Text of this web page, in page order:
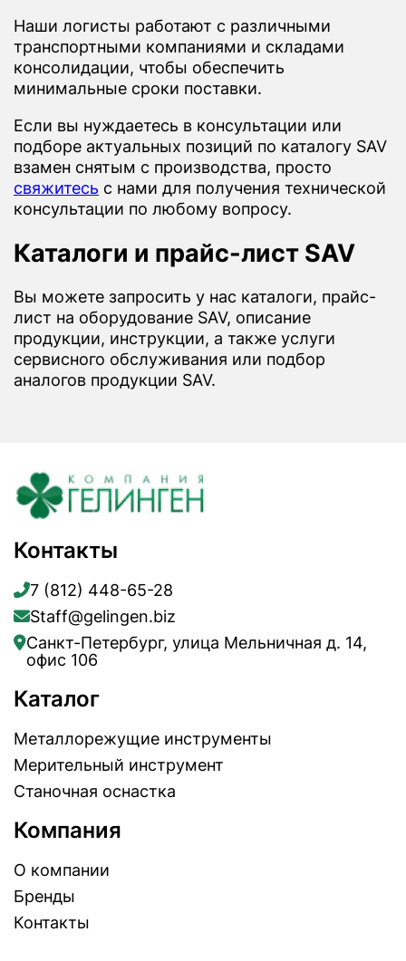
Наши логисты работают с различными
транспортными компаниями и складами
консолидации, чтобы обеспечить
минимальные сроки поставки.
Если вы нуждаетесь в консультации или
подборе актуальных позиций по каталогу SAV
взамен снятым с производства, просто
свяжитесь с нами для получения технической
консультации по любому вопросу.
Каталоги и прайс-лист SAV
Вы можете запросить у нас каталоги, прайс-
лист на оборудование SAV, описание
продукции, инструкции, а также услуги
сервисного обслуживания или подбор
аналогов продукции SAV.
Контакты
7 (812) 448-65-28
Staff@gelingen.biz
Санкт-Петербург, улица Мельничная д. 14,
офис 106
Каталог
Металлорежущие инструменты
Мерительный инструмент
Станочная оснастка
Компания
О компании
Бренды
Контакты